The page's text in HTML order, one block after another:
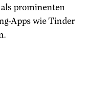
prominenten
Apps wie Tinder